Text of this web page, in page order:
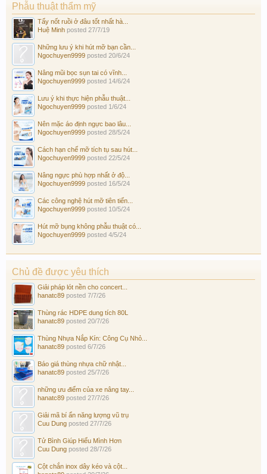
Phẫu thuật thẩm mỹ
Tẩy nốt ruồi ở đâu tốt nhất hà...
Huệ Minh posted 27/7/19
Những lưu ý khi hút mỡ bạn cần...
Ngochuyen9999 posted 20/6/24
Nâng mũi bọc sụn tai có vĩnh...
Ngochuyen9999 posted 14/6/24
Lưu ý khi thực hiện phẫu thuật...
Ngochuyen9999 posted 1/6/24
Nên mặc áo định ngực bao lâu...
Ngochuyen9999 posted 28/5/24
Cách hạn chế mỡ tích tụ sau hút...
Ngochuyen9999 posted 22/5/24
Nâng ngực phù hợp nhất ở độ...
Ngochuyen9999 posted 16/5/24
Các công nghệ hút mỡ tiên tiến...
Ngochuyen9999 posted 10/5/24
Hút mỡ bụng không phẫu thuật có...
Ngochuyen9999 posted 4/5/24
Chủ đề được yêu thích
Giải pháp lót nền cho concert...
hanatc89 posted 7/7/26
Thùng rác HDPE dung tích 80L
hanatc89 posted 20/7/26
Thùng Nhựa Nắp Kín: Công Cụ Nhỏ...
hanatc89 posted 6/7/26
Báo giá thùng nhựa chữ nhật...
hanatc89 posted 25/7/26
những ưu điểm của xe nâng tay...
hanatc89 posted 27/7/26
Giải mã bí ẩn năng lượng vũ trụ
Cuu Dung posted 27/7/26
Tử Bình Giúp Hiểu Mình Hơn
Cuu Dung posted 28/7/26
Cột chắn inox dây kéo và cột...